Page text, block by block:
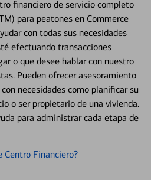
financiero de servicio completo
para peatones en Commerce
con todas sus necesidades
efectuando transacciones
o que desee hablar con nuestro
Pueden ofrecer asesoramiento
necesidades como planificar su
o ser propietario de una vivienda.
para administrar cada etapa de
Centro Financiero?